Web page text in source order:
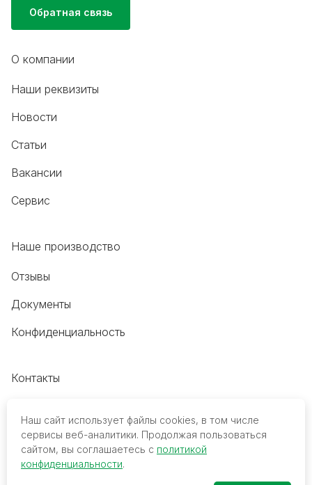
Обратная связь
О компании
Наши реквизиты
Новости
Статьи
Вакансии
Сервис
Наше производство
Отзывы
Документы
Конфиденциальность
Контакты
8 (800) 700-68-45
trade@mediko.ru
Наш сайт использует файлы cookies, в том числе
сервисы веб-аналитики. Продолжая пользоваться
сайтом, вы соглашаетесь с политикой
конфиденциальности.